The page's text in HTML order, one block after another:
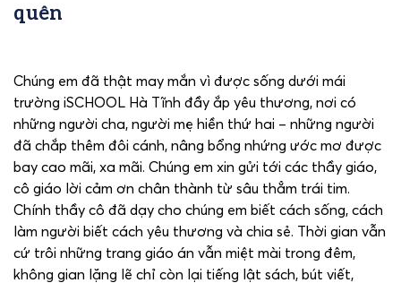
quên
Chúng em đã thật may mắn vì được sống dưới mái
trường iSCHOOL Hà Tĩnh đầy ắp yêu thương, nơi có
những người cha, người mẹ hiền thứ hai – những người
đã chắp thêm đôi cánh, nâng bổng nhứng ước mơ được
bay cao mãi, xa mãi. Chúng em xin gửi tới các thầy giáo,
cô giáo lời cảm ơn chân thành từ sâu thẳm trái tim.
Chính thầy cô đã dạy cho chúng em biết cách sống, cách
làm người biết cách yêu thương và chia sẻ. Thời gian vẫn
cứ trôi những trang giáo án vẫn miệt mài trong đêm,
không gian lặng lẽ chỉ còn lại tiếng lật sách, bút viết,